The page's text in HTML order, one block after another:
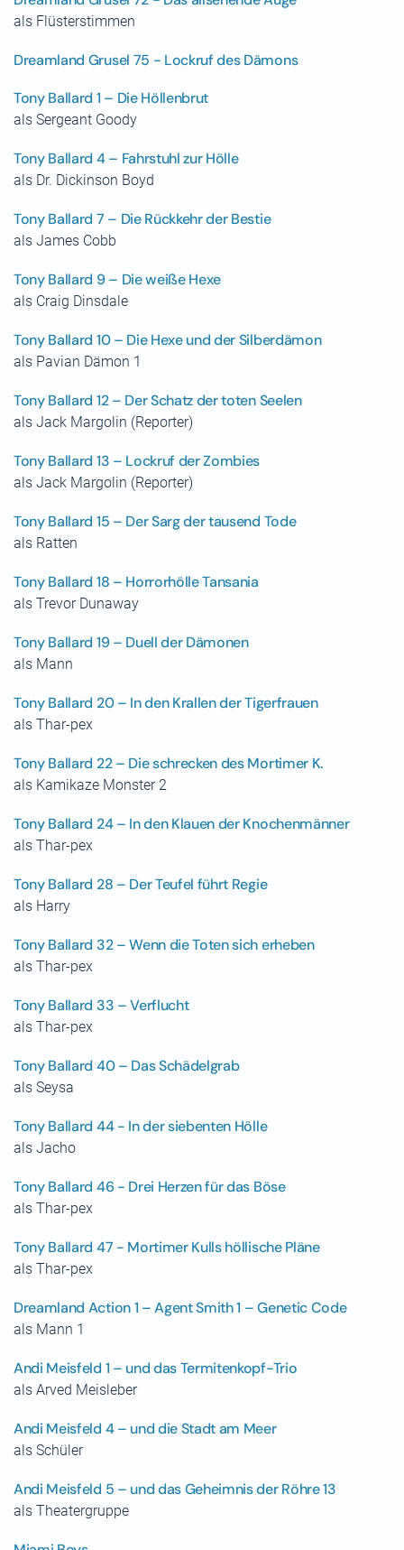
als Flüsterstimmen
Dreamland Grusel 75 - Lockruf des Dämons
Tony Ballard 1 – Die Höllenbrut
als Sergeant Goody
Tony Ballard 4 – Fahrstuhl zur Hölle
als Dr. Dickinson Boyd
Tony Ballard 7 – Die Rückkehr der Bestie
als James Cobb
Tony Ballard 9 – Die weiße Hexe
als Craig Dinsdale
Tony Ballard 10 – Die Hexe und der Silberdämon
als Pavian Dämon 1
Tony Ballard 12 – Der Schatz der toten Seelen
als Jack Margolin (Reporter)
Tony Ballard 13 – Lockruf der Zombies
als Jack Margolin (Reporter)
Tony Ballard 15 – Der Sarg der tausend Tode
als Ratten
Tony Ballard 18 – Horrorhölle Tansania
als Trevor Dunaway
Tony Ballard 19 – Duell der Dämonen
als Mann
Tony Ballard 20 – In den Krallen der Tigerfrauen
als Thar-pex
Tony Ballard 22 – Die schrecken des Mortimer K.
als Kamikaze Monster 2
Tony Ballard 24 – In den Klauen der Knochenmänner
als Thar-pex
Tony Ballard 28 – Der Teufel führt Regie
als Harry
Tony Ballard 32 – Wenn die Toten sich erheben
als Thar-pex
Tony Ballard 33 – Verflucht
als Thar-pex
Tony Ballard 40 – Das Schädelgrab
als Seysa
Tony Ballard 44 - In der siebenten Hölle
als Jacho
Tony Ballard 46 - Drei Herzen für das Böse
als Thar-pex
Tony Ballard 47 - Mortimer Kulls höllische Pläne
als Thar-pex
Dreamland Action 1 – Agent Smith 1 – Genetic Code
als Mann 1
Andi Meisfeld 1 – und das Termitenkopf-Trio
als Arved Meisleber
Andi Meisfeld 4 – und die Stadt am Meer
als Schüler
Andi Meisfeld 5 – und das Geheimnis der Röhre 13
als Theatergruppe